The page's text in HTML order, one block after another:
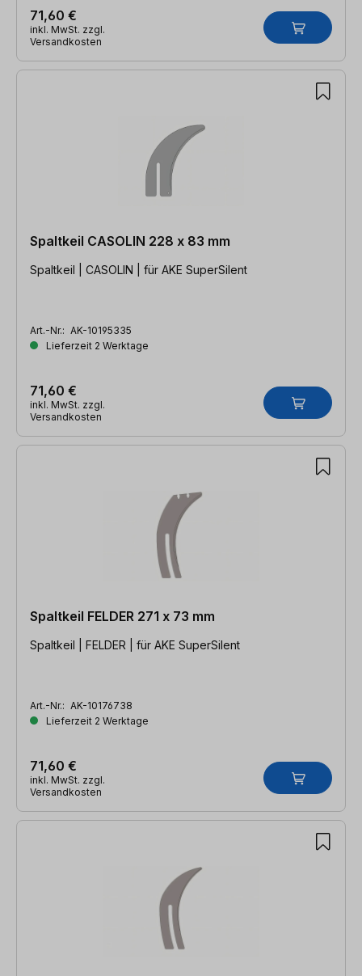
71,60 €
inkl. MwSt. zzgl.
Versandkosten
Spaltkeil CASOLIN 228 x 83 mm
Spaltkeil | CASOLIN | für AKE SuperSilent
Art.-Nr.: AK-10195335
Lieferzeit 2 Werktage
71,60 €
inkl. MwSt. zzgl.
Versandkosten
Spaltkeil FELDER 271 x 73 mm
Spaltkeil | FELDER | für AKE SuperSilent
Art.-Nr.: AK-10176738
Lieferzeit 2 Werktage
71,60 €
inkl. MwSt. zzgl.
Versandkosten